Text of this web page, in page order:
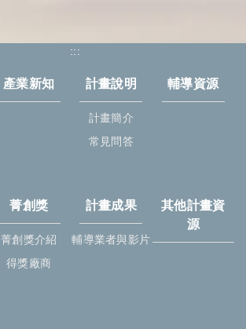
:::
產業新知 計畫說明
計畫簡介
常見問答
輔導資源
菁創獎
菁創獎介紹
得獎廠商
計畫成果
輔導業者與影片
其他計畫資
源